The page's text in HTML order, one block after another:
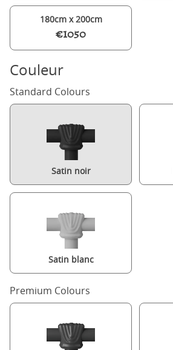
180cm x 200cm
€1050
Couleur
Standard Colours
Satin noir
Satin blanc
Premium Colours